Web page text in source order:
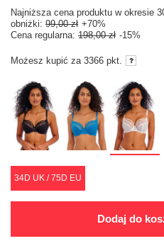
34D UK / 75D EU
Najniższa cena produktu w okresie
obniżki: 99,00 zł +70%
Cena regularna: 198,00 zł -15%
Możesz kupić za 3366 pkt.
Dodaj do